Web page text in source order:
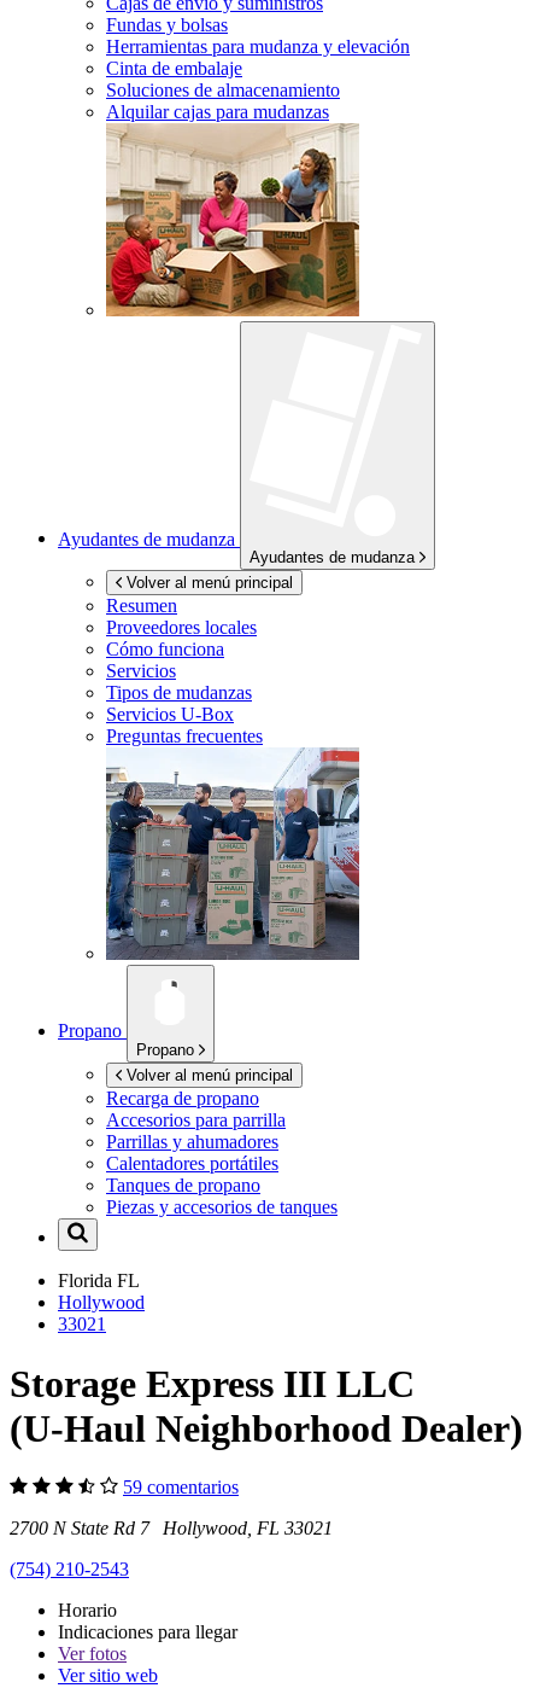
Fundas y bolsas
Herramientas para mudanza y elevación
Cinta de embalaje
Soluciones de almacenamiento
Alquilar cajas para mudanzas
Ayudantes de mudanza
Ayudantes de mudanza
Volver al menú principal
Resumen
Proveedores locales
Cómo funciona
Servicios
Tipos de mudanzas
Servicios U-Box
Preguntas frecuentes
Propano
Propano
Volver al menú principal
Recarga de propano
Accesorios para parrilla
Parrillas y ahumadores
Calentadores portátiles
Tanques de propano
Piezas y accesorios de tanques
Florida FL
Hollywood
33021
Storage Express III LLC
(U-Haul Neighborhood Dealer)
59 comentarios
2700 N State Rd 7 Hollywood, FL 33021
(754) 210-2543
Horario
Indicaciones para llegar
Verfotos
Ver sitio web